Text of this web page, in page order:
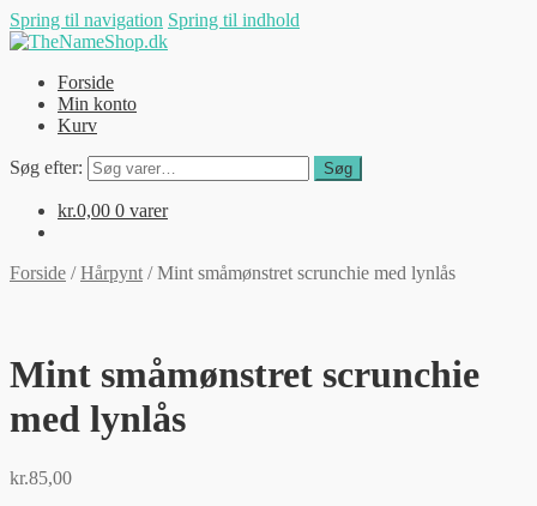
Spring til navigation Spring til indhold
Forside
Min konto
Kurv
Søg efter: Søg
kr.0,00 0 varer
Forside /Hårpynt /Mint småmønstret scrunchie med lynlås
Mint småmønstret scrunchie
med lynlås
kr.85,00